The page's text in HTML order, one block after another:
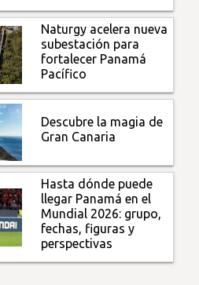
Naturgy acelera nueva
subestación para
fortalecer Panamá
Pacífico
Descubre la magia de
Gran Canaria
Hasta dónde puede
llegar Panamá en el
Mundial 2026: grupo,
fechas, figuras y
perspectivas